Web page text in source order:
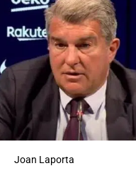
Joan Laporta